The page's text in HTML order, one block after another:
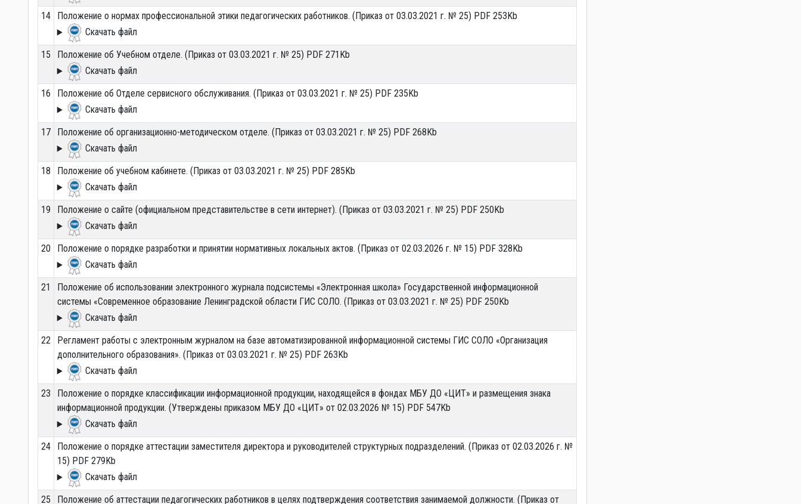
14
Положение о нормах профессиональной этики педагогических работников. (Приказ от 03.03.2021 г. № 25) PDF 253Kb
Скачать файл
15
Положение об Учебном отделе. (Приказ от 03.03.2021 г. № 25) PDF 271Kb
Скачать файл
16
Положение об Отделе сервисного обслуживания. (Приказ от 03.03.2021 г. № 25) PDF 235Kb
Скачать файл
17
Положение об организационно-методическом отделе. (Приказ от 03.03.2021 г. № 25) PDF 268Kb
Скачать файл
18
Положение об учебном кабинете. (Приказ от 03.03.2021 г. № 25) PDF 285Kb
Скачать файл
19
Положение о сайте (официальном представительстве в сети интернет). (Приказ от 03.03.2021 г. № 25) PDF 250Kb
Скачать файл
20
Положение о порядке разработки и принятии нормативных локальных актов. (Приказ от 02.03.2026 г. № 15) PDF 328Kb
Скачать файл
21
Положение об использовании электронного журнала подсистемы «Электронная школа» Государственной информационной
системы «Современное образование Ленинградской области ГИС СОЛО. (Приказ от 03.03.2021 г. № 25) PDF 250Kb
Скачать файл
22
Регламент работы с электронным журналом на базе автоматизированной информационной системы ГИС СОЛО «Организация
дополнительного образования». (Приказ от 03.03.2021 г. № 25) PDF 263Kb
Скачать файл
23
Положение о порядке классификации информационной продукции, находящейся в фондах МБУ ДО «ЦИТ» и размещения знака
информационной продукции. (Утверждены приказом МБУ ДО «ЦИТ» от 02.03.2026 № 15) PDF 547Kb
Скачать файл
24
Положение о порядке аттестации заместителя директора и руководителей структурных подразделений. (Приказ от 02.03.2026 г. №
15) PDF 279Kb
Скачать файл
25
Положение об аттестации педагогических работников в целях подтверждения соответствия занимаемой должности. (Приказ от